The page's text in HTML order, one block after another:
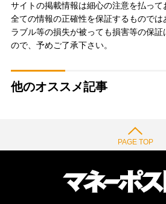
サイトの掲載情報は細心の注意を払っ
全ての情報の正確性を保証するものでは
ラブル等の損失が被っても損害等の保
ので、予めご了承下さい。
他のオススメ記事
PAGE TOP